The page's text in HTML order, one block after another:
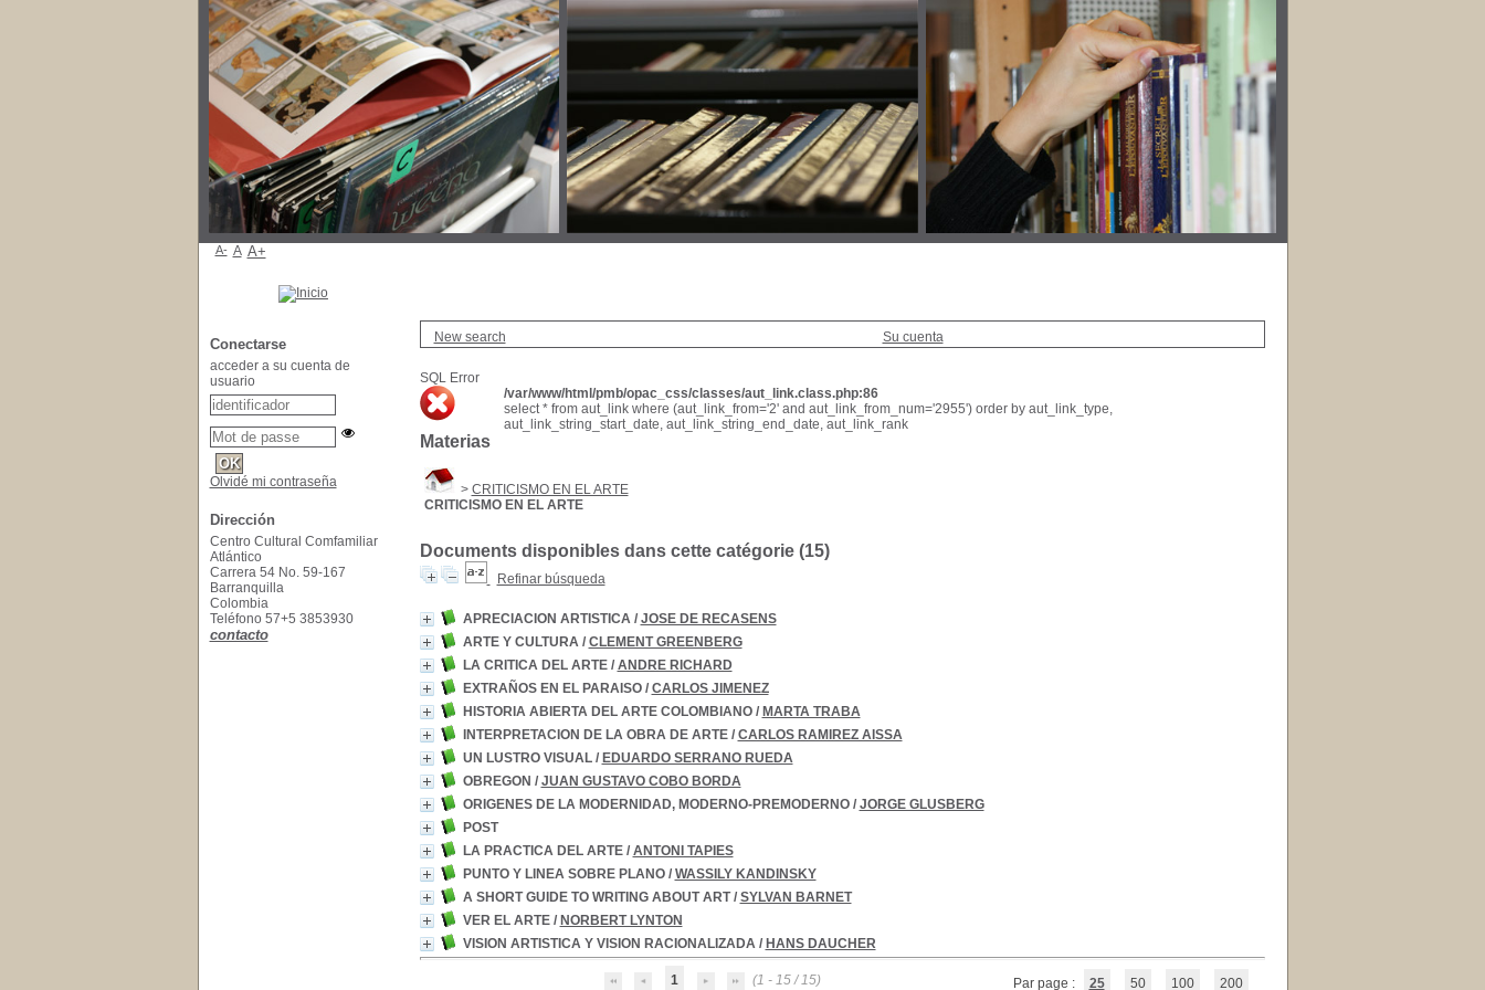
New search Su cuenta
SQL Error
/var/www/html/pmb/opac_css/classes/aut_link.class.php:86
select * from aut_link where (aut_link_from='2' and aut_link_from_num='2955') order by aut_link_type,
aut_link_string_start_date, aut_link_string_end_date, aut_link_rank
Materias
> CRITICISMO EN EL ARTE
CRITICISMO EN EL ARTE
Documents disponibles dans cette catégorie (15)
Refinar búsqueda
APRECIACION ARTISTICA/ JOSE DE RECASENS
ARTE Y CULTURA/ CLEMENT GREENBERG
LA CRITICA DEL ARTE/ ANDRE RICHARD
EXTRAÑOS EN EL PARAISO/ CARLOS JIMENEZ
HISTORIA ABIERTA DEL ARTE COLOMBIANO/ MARTA TRABA
INTERPRETACION DE LA OBRA DE ARTE/ CARLOS RAMIREZ AISSA
UN LUSTRO VISUAL/ EDUARDO SERRANO RUEDA
OBREGON / JUAN GUSTAVO COBO BORDA
ORIGENES DE LA MODERNIDAD, MODERNO-PREMODERNO/ JORGE GLUSBERG
POST
LA PRACTICA DEL ARTE / ANTONI TAPIES
PUNTO Y LINEA SOBRE PLANO/ WASSILY KANDINSKY
A SHORT GUIDE TO WRITING ABOUT ART/ SYLVAN BARNET
VER EL ARTE/ NORBERT LYNTON
VISION ARTISTICA Y VISION RACIONALIZADA/ HANS DAUCHER
1 (1 - 15 / 15) Par page : 25 50 100 200
A- A A+
Conectarse
acceder a su cuenta de
usuario
Olvidé mi contraseña
Dirección
Centro Cultural Comfamiliar
Atlántico
Carrera 54 No. 59-167
Barranquilla
Colombia
Teléfono 57+5 3853930
contacto